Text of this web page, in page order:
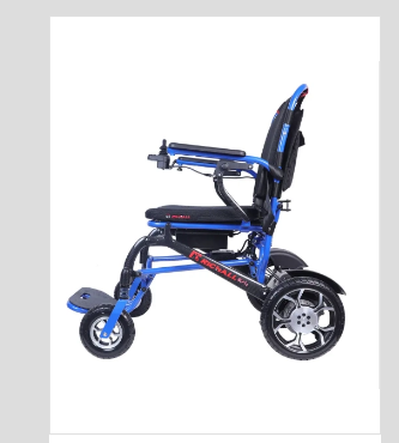
węglowego na sprzedaż